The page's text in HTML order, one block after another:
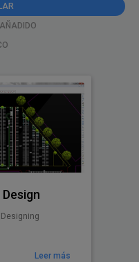
Leer más